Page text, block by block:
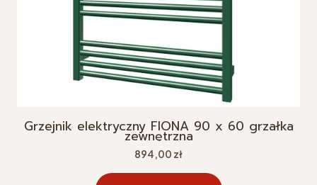
Grzejnik elektryczny FIONA 90 x 60 grzałka
zewnętrzna
Cena
894,00 zł